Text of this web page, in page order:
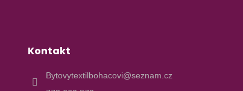
Kontakt
Bytovytextilbohacovi@seznam.cz